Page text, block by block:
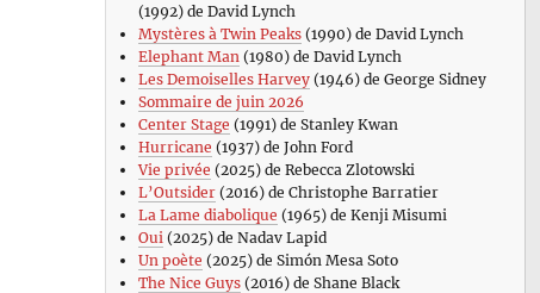
(1992) de David Lynch
Mystères à Twin Peaks(1990) de David Lynch
Elephant Man(1980) de David Lynch
Les Demoiselles Harvey(1946) de George Sidney
Sommaire de juin 2026
Center Stage (1991) de Stanley Kwan
Hurricane (1937) de John Ford
Vie privée (2025) de Rebecca Zlotowski
L’Outsider(2016) de Christophe Barratier
La Lame diabolique (1965) de Kenji Misumi
Oui(2025) de Nadav Lapid
Un poète (2025) de Simón Mesa Soto
The Nice Guys(2016) de Shane Black